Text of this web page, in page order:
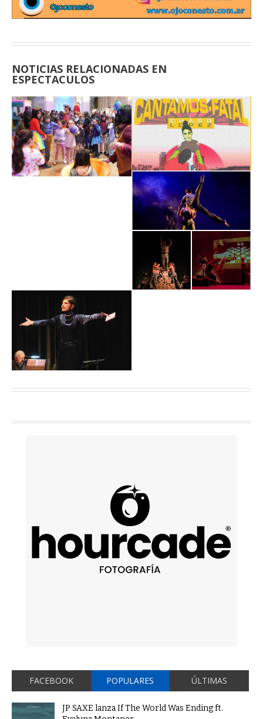
NOTICIAS RELACIONADAS EN
ESPECTACULOS
FACEBOOK POPULARES ÚLTIMAS
JP SAXE lanza If The World Was Ending ft.